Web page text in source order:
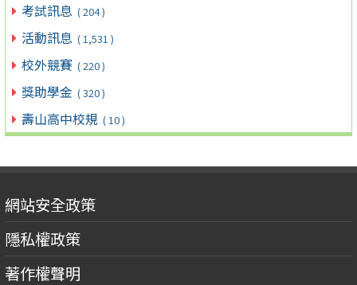
考試訊息 ( 204 )
活動訊息 ( 1,531 )
校外競賽 ( 220 )
獎助學金 ( 320 )
壽山高中校規 ( 10 )
網站安全政策
隱私權政策
著作權聲明